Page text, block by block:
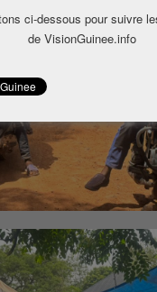
ci-dessous pour suivre
de VisionGuinee.info